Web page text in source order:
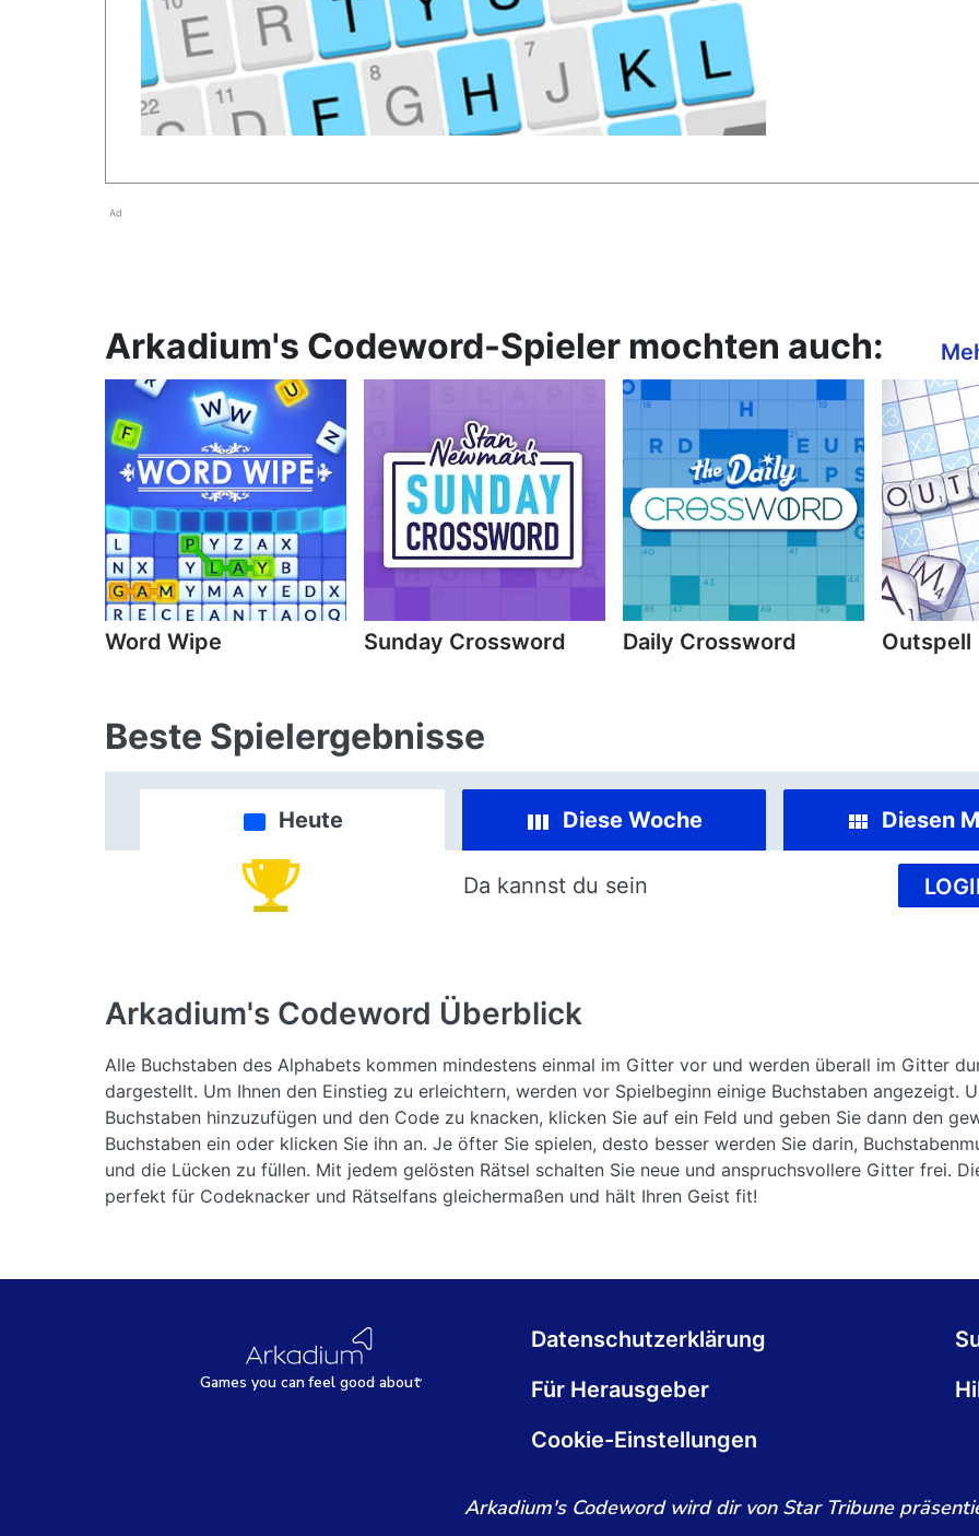
Ad
Arkadium's Codeword-Spieler mochten auch:
Word Wipe Sunday Crossword Daily Crossword Outspell
Beste Spielergebnisse
Heute Diese Woche Diesen
Da kannst du sein
Arkadium's Codeword Überblick
Alle Buchstaben des Alphabets kommen mindestens einmal im Gitter vor und werden überall im Gitter
dargestellt. Um Ihnen den Einstieg zu erleichtern, werden vor Spielbeginn einige Buchstaben angezeigt.
Buchstaben hinzuzufügen und den Code zu knacken, klicken Sie auf ein Feld und geben Sie dann den
Buchstaben ein oder klicken Sie ihn an. Je öfter Sie spielen, desto besser werden Sie darin,
und die Lücken zu füllen. Mit jedem gelösten Rätsel schalten Sie neue und anspruchsvollere Gitter frei.
perfekt für Codeknacker und Rätselfans gleichermaßen und hält Ihren Geist fit!
Games you canfeel good about
Datenschutzerklärung
Für Herausgeber
Cookie-Einstellungen
Arkadium's Codeword wird dir von Star Tribune